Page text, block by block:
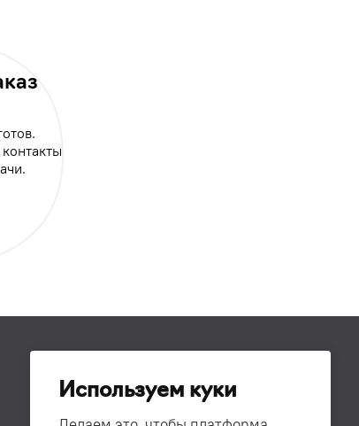
Используем куки